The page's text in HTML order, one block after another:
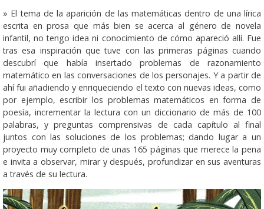
» El tema de la aparición de las matemáticas dentro de una lírica
escrita en prosa que más bien se acerca al género de novela
infantil, no tengo idea ni conocimiento de cómo apareció allí. Fue
tras esa inspiración que tuve con las primeras páginas cuando
descubrí que había insertado problemas de razonamiento
matemático en las conversaciones de los personajes. Y a partir de
ahí fui añadiendo y enriqueciendo el texto con nuevas ideas, como
por ejemplo, escribir los problemas matemáticos en forma de
poesía, incrementar la lectura con un diccionario de más de 100
palabras, y preguntas comprensivas de cada capítulo al final
juntos con las soluciones de los problemas; dando lugar a un
proyecto muy completo de unas 165 páginas que merece la pena
e invita a observar, mirar y después, profundizar en sus aventuras
a través de su lectura.